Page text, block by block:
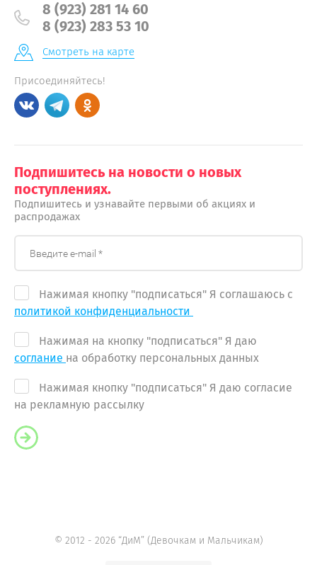
8 (923) 281 14 60
8 (923) 283 53 10
Смотреть на карте
Присоединяйтесь!
Подпишитесь на новости о новых
поступлениях.
Подпишитесь и узнавайте первыми об акциях и
распродажах
Нажимая кнопку "подписаться" Я соглашаюсь с
политикой конфиденциальности
Нажимая на кнопку "подписаться" Я даю
соглание на обработку персональных данных
Нажимая кнопку "подписаться" Я даю согласие
на рекламную рассылку
© 2012 - 2026 “ДиМ” (Девочкам и Мальчикам)